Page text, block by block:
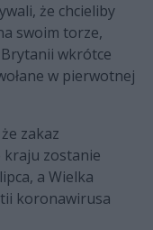
że chcieliby
swoim torze,
wkrótce
w pierwotnej
zakaz
kraju zostanie
a Wielka
koronawirusa